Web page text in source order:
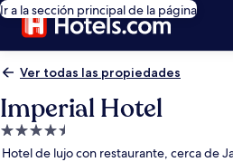
Ir a la sección principal de la página
Ver todas las propiedades
Imperial Hotel
Propiedad
de
Hotel de lujo con restaurante, cerca de